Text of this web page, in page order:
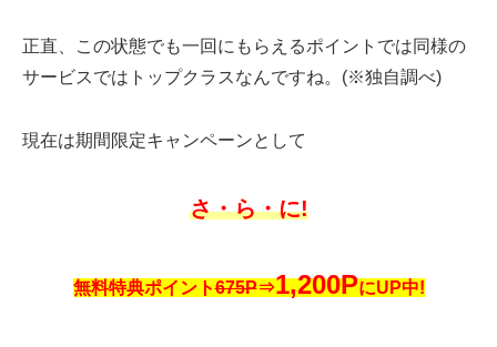
正直、この状態でも一回にもらえるポイントでは同様の
サービスではトップクラスなんですね。(※独自調べ)
現在は期間限定キャンペーンとして
さ・ら・に!
無料特典ポイント675P⇒1,200PにUP中!